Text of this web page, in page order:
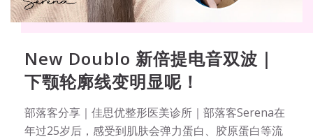
New Doublo 新倍提电音双波｜
下颚轮廓线变明显呢！
部落客分享｜佳思优整形医美诊所｜部落客Serena在
年过25岁后，感受到肌肤会弹力蛋白、胶原蛋白等流